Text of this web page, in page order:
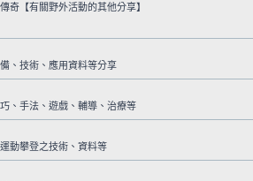
奇【有關野外活動的其他分享】
、技術、應用資料等分享
、手法、遊戲、輔導、治療等
動攀登之技術、資料等